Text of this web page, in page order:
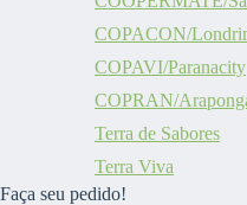
COPACON/
COPAVI/Paranacity
COPRAN/
Terra de Sabores
Terra Viva
Faça seu pedido!